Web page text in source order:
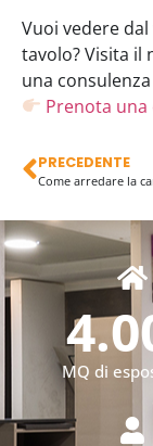
Vuoi vedere
tavolo? Visita il
una
Prenota
PRECEDENTE
MQ di